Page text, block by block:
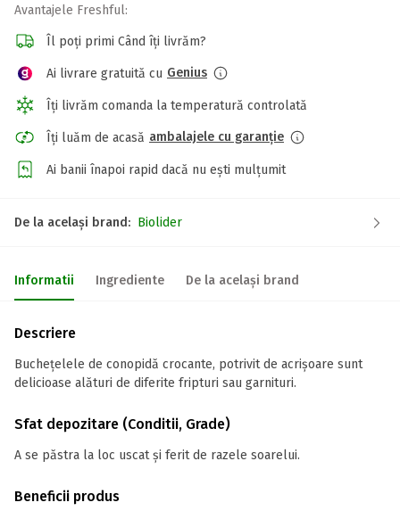
Avantajele Freshful:
Îl poți primi Când îți livrăm?
Ai livrare gratuită cu Genius
Îți livrăm comanda la temperatură controlată
Îți luăm de acasă ambalajele cu garanție
Ai banii înapoi rapid dacă nu ești mulțumit
De la același brand: Biolider
Informatii Ingrediente De la același brand
Descriere
Buchețelele de conopidă crocante, potrivit de acrișoare sunt
delicioase alături de diferite fripturi sau garnituri.
Sfat depozitare (Conditii, Grade)
A se păstra la loc uscat și ferit de razele soarelui.
Beneficii produs